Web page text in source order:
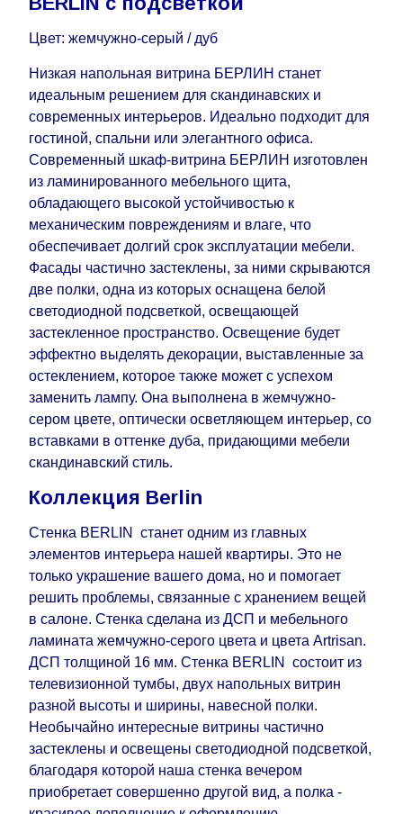
выходные, праздничные вечера и праздничные
дни) от даты получения оплаты от
компании клиента.
Возможны задержки, связанные с морской
доставкой при заказе мебели из-за границы, на
которые не может повлиять Поставщик, в этих
случаях срок доставки будет продлен еще на 30
рабочих дней и не будет считаться
задержкой.
Вместе с тем поставщики
прилагают все усилия, чтобы максимально
доставку, но, не имея возможности
это гарантировать, поэтому интернет-магазин
не несет ответственности за какие-либо
задержки.
Мебель из категории "
Модульная мебель
является модулярной, что оставляет право за
Поставщиком сделать доставку по мере
поступления модулей с фабрики, в течение
дополнительных 60 рабочих дней после первой
доставки товара на дом клиенту.
Цвет: жемчужно-серый / дуб
Низкая напольная витрина БЕРЛИН станет
идеальным решением для скандинавских и
современных интерьеров. Идеально подходит для
гостиной, спальни или элегантного офиса.
Современный шкаф-витрина БЕРЛИН изготовлен
из ламинированного мебельного щита,
обладающего высокой устойчивостью к
механическим повреждениям и влаге, что
обеспечивает долгий срок эксплуатации мебели.
Фасады частично застеклены, за ними скрываются
две полки, одна из которых оснащена белой
светодиодной подсветкой, освещающей
застекленное пространство. Освещение будет
эффектно выделять декорации, выставленные за
остеклением, которое также может с успехом
заменить лампу. Она выполнена в жемчужно-
сером цвете, оптически осветляющем интерьер, со
вставками в оттенке дуба, придающими мебели
скандинавский стиль.
Коллекция Berlin
Стенка BERLIN станет одним из главных
элементов интерьера нашей квартиры. Это не
только украшение вашего дома, но и помогает
решить проблемы, связанные с хранением вещей
в салоне. Стенка сделана из ДСП и мебельного
ламината жемчужно-серого цвета и цвета Artrisan.
ДСП толщиной 16 мм. Стенка BERLIN состоит из
телевизионной тумбы, двух напольных витрин
разной высоты и ширины, навесной полки.
Необычайно интересные витрины частично
застеклены и освещены светодиодной подсветкой,
благодаря которой наша стенка вечером
приобретает совершенно другой вид, а полка -